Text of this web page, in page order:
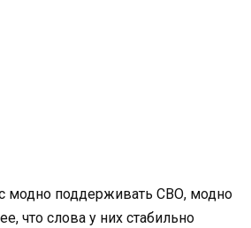
модно поддерживать СВО, модно
что слова у них стабильно